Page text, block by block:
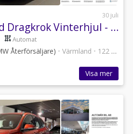
30 juli
Audi A6 Allroad Dragkrok Vinterhjul - Autowåx Bil
Automat
Återförsäljare) • Värmland • 122 annonser
Visa mer